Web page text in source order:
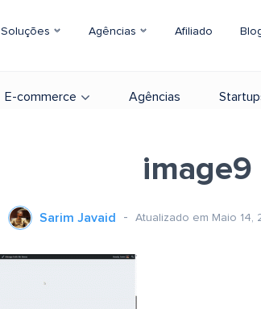
Soluções Agências Afiliado
E-commerce Agências
image9
Sarim Javaid Atualizado em Maio 14,